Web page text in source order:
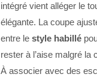
intégré vient alléger le
élégante. La coupe
entre le style habillé
rester à l’aise malgré
À associer avec des